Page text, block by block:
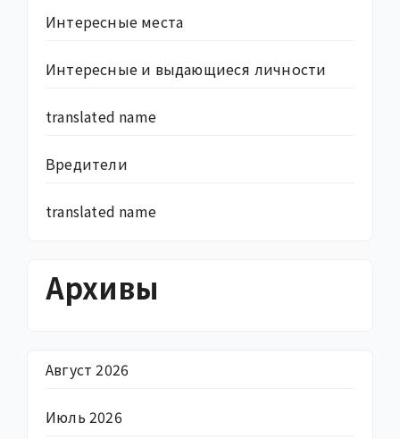
Интересные места
Интересные и выдающиеся личности
translated name
Вредители
translated name
Архивы
Август 2026
Июль 2026